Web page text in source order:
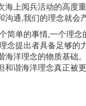
海上阅兵活动的高度
通,我们的理念就会
简单的事情,一个理
念提出者具备足够
海洋理念的物质基础
谐海洋理念真正被